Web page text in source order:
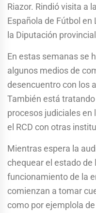
Riazor. Rindió visita a
Española de Fútbol en
la Diputación
En estas semanas se
algunos medios de
desencuentro con los
También está
procesos judiciales
el RCD con otras
Mientras espera la
chequear el estado de
funcionamiento de la
comienzan a tomar
como por ejemplola